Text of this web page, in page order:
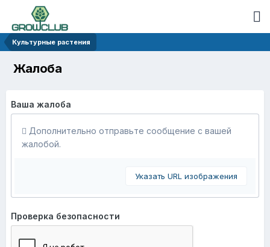
Культурные растения
Жалоба
Ваша жалоба
Дополнительно отправьте сообщение с вашей
жалобой.
Указать URL изображения
Проверка безопасности